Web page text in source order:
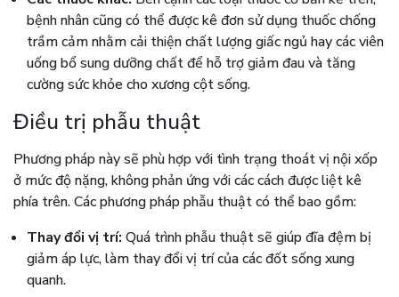
bệnh nhân cũng có thể được kê đơn sử dụng thuốc chống
trầm cảm nhằm cải thiện chất lượng giấc ngủ hay các viên
uống bổ sung dưỡng chất để hỗ trợ giảm đau và tăng
cường sức khỏe cho xương cột sống.
Điều trị phẫu thuật
Phương pháp này sẽ phù hợp với tình trạng thoát vị nội xốp
ở mức độ nặng, không phản ứng với các cách được liệt kê
phía trên. Các phương pháp phẫu thuật có thể bao gồm:
Thay đổi vị trí: Quá trình phẫu thuật sẽ giúp đĩa đệm bị
giảm áp lực, làm thay đổi vị trí của các đốt sống xung
quanh.